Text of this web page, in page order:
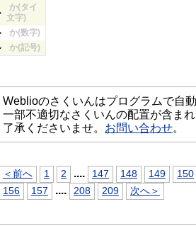
か(タイ
文字)
か(数字)
か(記号)
Weblioのさくいんはプログラムで自
一部不適切なさくいんの配置が含ま
了承くださいませ。 お問い合わせ。
＜前へ 1 2 .... 147 148 149
150
156
157 .... 208 209 次へ＞